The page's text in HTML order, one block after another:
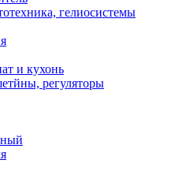
гелиосистемы
и кухонь
регуляторы